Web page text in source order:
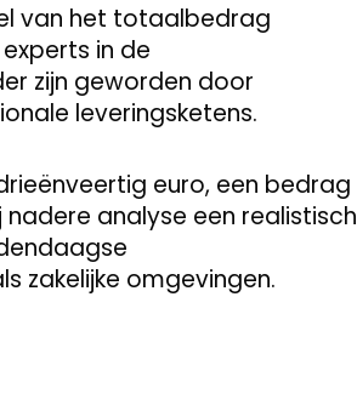
van het totaalbedrag
in de
zijn geworden door
leveringsketens.
euro, een bedrag
analyse een realistisch
zakelijke omgevingen.